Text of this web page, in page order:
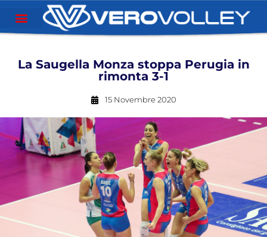
La Saugella Monza stoppa Perugia in
rimonta 3-1
15 Novembre 2020